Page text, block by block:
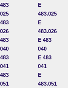
483
025
E
483.025
483
026
E
483.026
483
040
E 483
040
483
041
E 483
041
483
051
E
483.051